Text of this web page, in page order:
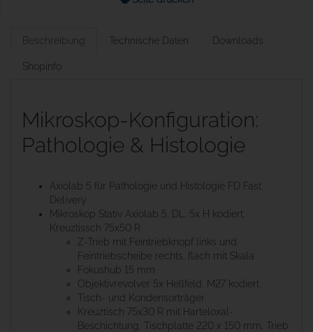
Beschreibung Technische Daten Downloads
Shopinfo
Mikroskop-Konfiguration:
Pathologie & Histologie
Axiolab 5 für Pathologie und Histologie FD Fast
Delivery
Mikroskop Stativ Axiolab 5, DL, 5x H kodiert,
Kreuztissch 75x50 R
Z-Trieb mit Feintriebknopf links und
Feintriebscheibe rechts, flach mit Skala
Fokushub 15 mm
Objektivrevolver 5x Hellfeld, M27 kodiert
Tisch- und Kondensorträger
Kreuztisch 75x30 R mit Harteloxal-
Beschichtung, Tischplatte 220 x 150 mm, Trieb